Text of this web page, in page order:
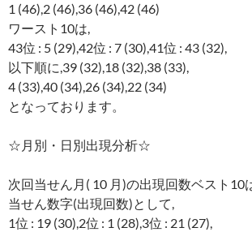
1 (46),2 (46),36 (46),42 (46)
ワースト10は,
43位 : 5 (29),42位 : 7 (30),41位 : 43 (32),
以下順に,39 (32),18 (32),38 (33),
4 (33),40 (34),26 (34),22 (34)
となっております。
☆月別・日別出現分析☆
次回当せん月( 10 月)の出現回数ベスト10
当せん数字(出現回数)として,
1位 : 19 (30),2位 : 1 (28),3位 : 21 (27),